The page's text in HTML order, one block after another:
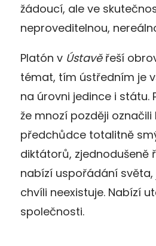
žádoucí, ale ve
neproveditelnou,
Platón v Ústavěřeší
témat, tím ústředním je
na úrovni jedince i státu.
že mnozí později označili
předchůdce totalitně
diktátorů, zjednodušeně
nabízí uspořádání světa,
chvíli neexistuje. Nabízí
společnosti.